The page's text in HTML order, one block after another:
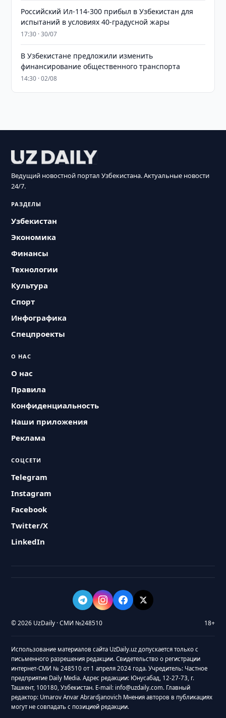
Российский Ил-114-300 прибыл в Узбекистан для
испытаний в условиях 40-градусной жары
17:30 · 30/07
В Узбекистане предложили изменить
финансирование общественного транспорта
14:30 · 02/08
Ведущий новостной портал Узбекистана. Актуальные новости
24/7.
РАЗДЕЛЫ
Узбекистан
Экономика
Финансы
Технологии
Культура
Спорт
Инфографика
Спецпроекты
О НАС
О нас
Правила
Конфиденциальность
Наши приложения
Реклама
СОЦСЕТИ
Telegram
Instagram
Facebook
Twitter/X
LinkedIn
© 2026 UzDaily · СМИ №248510 18+
Использование материалов сайта UzDaily.uz допускается только с
письменного разрешения редакции. Свидетельство о регистрации
интернет-СМИ № 248510 от 1 апреля 2024 года. Учредитель: Частное
предприятие Daily Media. Адрес редакции: Юнусабад, 12-27-73, г.
Ташкент, 100180, Узбекистан. E-mail: info@uzdaily.com. Главный
редактор: Umarov Anvar Abrardjanovich Мнения авторов в публикациях
могут не совпадать с позицией редакции.